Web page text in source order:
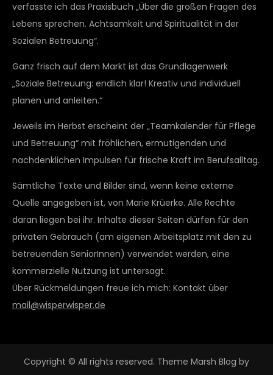
verfasste ich das Praxisbuch „Über die großen Fragen des
Lebens sprechen. Achtsamkeit und Spiritualität in der
Sozialen Betreuung“.
Ganz frisch auf dem Markt ist das Grundlagenwerk
„Soziale Betreuung: endlich klar! Kreativ und individuell
planen und anleiten.“
Jeweils im Herbst erscheint der „Teamkalender für Pflege
und Betreuung“ mit fröhlichen, ermutigenden und
nachdenklichen Impulsen für frische Kraft im Berufsalltag.
Sämtliche Texte und Bilder sind, wenn keine externe
Quelle angegeben ist, von Marie Krüerke. Alle Rechte
daran liegen bei ihr. Inhalte dieser Seiten dürfen für den
privaten Gebrauch (am eigenen Arbeitsplatz mit den zu
betreuenden SeniorInnen) verwendet werden, eine
kommerzielle Nutzung ist untersagt.
Über Rückmeldungen freue ich mich: Kontakt über
mail@wisperwisper.de
Copyright © All rights reserved. Theme Marsh Blog by